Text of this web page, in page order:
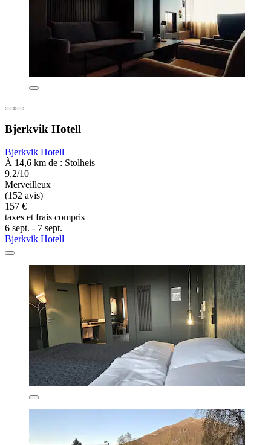
Bjerkvik Hotell
Bjerkvik Hotell
À 14,6 km de : Stolheis
9,2/10
Merveilleux
(152 avis)
157 €
taxes et frais compris
6 sept. - 7 sept.
Bjerkvik Hotell